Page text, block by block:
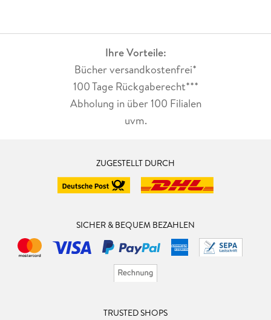
Ihre Vorteile:
Bücher versandkostenfrei*
100 Tage Rückgaberecht***
Abholung in über 100 Filialen
uvm.
ZUGESTELLT DURCH
SICHER & BEQUEM BEZAHLEN
TRUSTED SHOPS